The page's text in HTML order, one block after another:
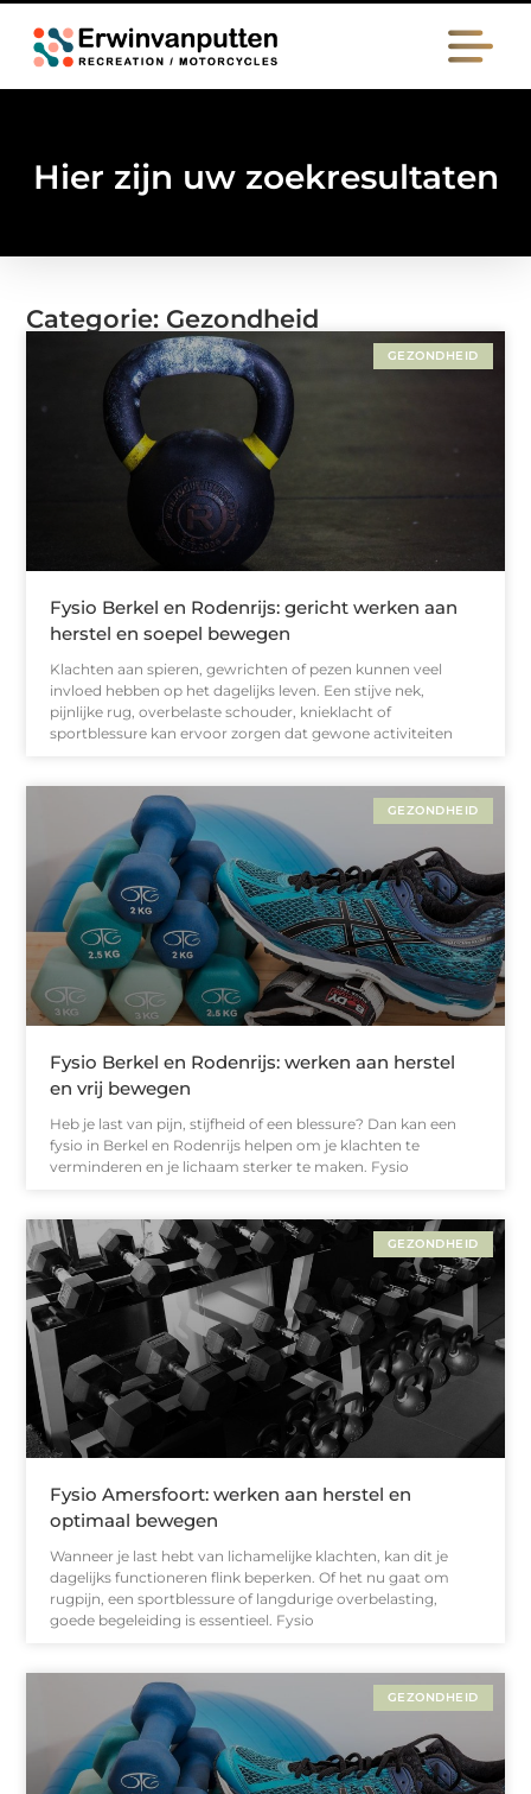
Hier zijn uw zoekresultaten
Categorie: Gezondheid
GEZONDHEID
Fysio Berkel en Rodenrijs: gericht werken aan
herstel en soepel bewegen
Klachten aan spieren, gewrichten of pezen kunnen veel
invloed hebben op het dagelijks leven. Een stijve nek,
pijnlijke rug, overbelaste schouder, knieklacht of
sportblessure kan ervoor zorgen dat gewone activiteiten
GEZONDHEID
Fysio Berkel en Rodenrijs: werken aan herstel
en vrij bewegen
Heb je last van pijn, stijfheid of een blessure? Dan kan een
fysio in Berkel en Rodenrijs helpen om je klachten te
verminderen en je lichaam sterker te maken. Fysio
GEZONDHEID
Fysio Amersfoort: werken aan herstel en
optimaal bewegen
Wanneer je last hebt van lichamelijke klachten, kan dit je
dagelijks functioneren flink beperken. Of het nu gaat om
rugpijn, een sportblessure of langdurige overbelasting,
goede begeleiding is essentieel. Fysio
GEZONDHEID